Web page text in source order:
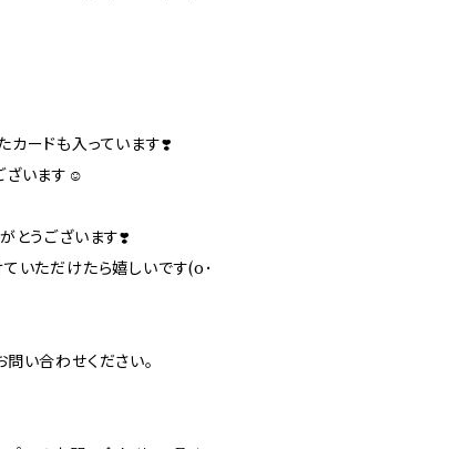
カードも入っています❣️
ざいます☺️
とうございます❣️
いただけたら嬉しいです(o･
い合わせください。